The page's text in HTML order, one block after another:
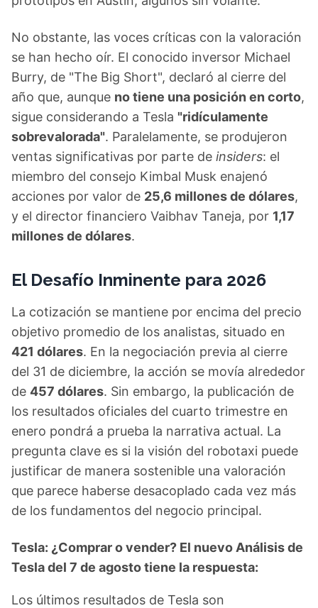
No obstante, las voces críticas con la valoración
se han hecho oír. El conocido inversor Michael
Burry, de "The Big Short", declaró al cierre del
año que, aunque no tiene una posición en corto,
sigue considerando a Tesla "ridículamente
sobrevalorada". Paralelamente, se produjeron
ventas significativas por parte de insiders: el
miembro del consejo Kimbal Musk enajenó
acciones por valor de 25,6 millones de dólares,
y el director financiero Vaibhav Taneja, por 1,17
millones de dólares.
El Desafío Inminente para 2026
La cotización se mantiene por encima del precio
objetivo promedio de los analistas, situado en
421 dólares. En la negociación previa al cierre
del 31 de diciembre, la acción se movía alrededor
de 457 dólares. Sin embargo, la publicación de
los resultados oficiales del cuarto trimestre en
enero pondrá a prueba la narrativa actual. La
pregunta clave es si la visión del robotaxi puede
justificar de manera sostenible una valoración
que parece haberse desacoplado cada vez más
de los fundamentos del negocio principal.
Tesla: ¿Comprar o vender? El nuevo Análisis de
Tesla del 7 de agosto tiene la respuesta:
Los últimos resultados de Tesla son